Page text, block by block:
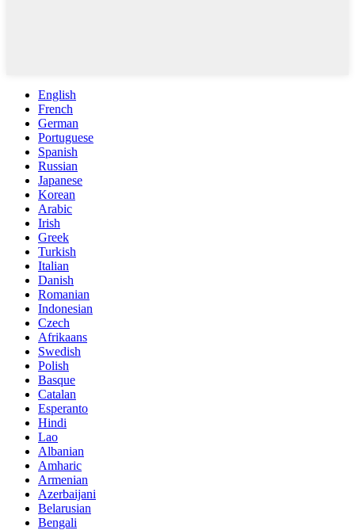
English
French
German
Portuguese
Spanish
Russian
Japanese
Korean
Arabic
Irish
Greek
Turkish
Italian
Danish
Romanian
Indonesian
Czech
Afrikaans
Swedish
Polish
Basque
Catalan
Esperanto
Hindi
Lao
Albanian
Amharic
Armenian
Azerbaijani
Belarusian
Bengali